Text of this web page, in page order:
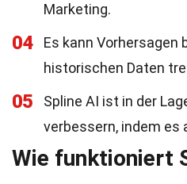
Marketing.
04
Es kann Vorhersagen
historischen Daten
05
Spline AI ist in der
verbessern, indem es
Wie funktioniert